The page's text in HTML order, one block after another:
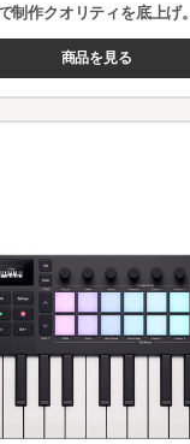
制作クオリティを底上げ。
商品を見る